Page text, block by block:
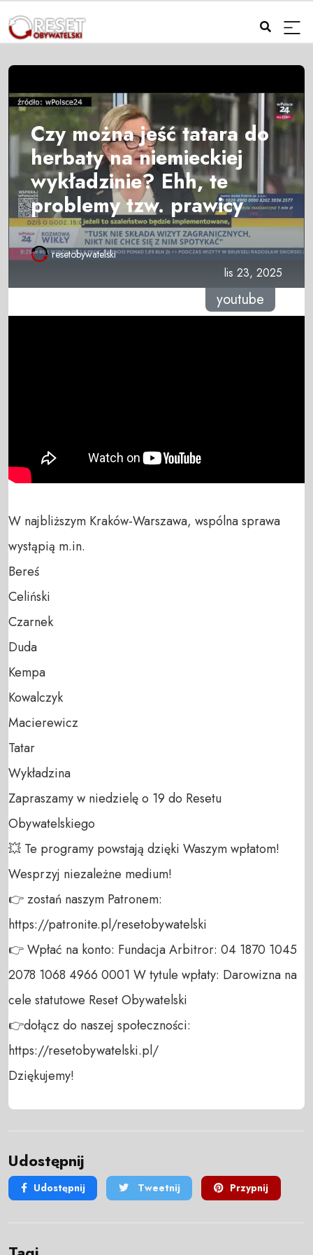
Czy można jeść tatara do
herbaty na niemieckiej
wykładzinie? Ehh, te
problemy tzw. prawicy
resetobywatelski
lis 23, 2025
youtube
W najbliższym Kraków-Warszawa, wspólna sprawa
wystąpią m.in.
Bereś
Celiński
Czarnek
Duda
Kempa
Kowalczyk
Macierewicz
Tatar
Wykładzina
Zapraszamy w niedzielę o 19 do Resetu
Obywatelskiego
💥 Te programy powstają dzięki Waszym wpłatom!
Wesprzyj niezależne medium!
👉 zostań naszym Patronem:
https://patronite.pl/resetobywatelski
👉 Wpłać na konto: Fundacja Arbitror: 04 1870 1045
2078 1068 4966 0001 W tytule wpłaty: Darowizna na
cele statutowe Reset Obywatelski
👉dołącz do naszej społeczności:
https://resetobywatelski.pl/
Dziękujemy!
Udostępnij
Udostępnij Tweetnij Przypnij